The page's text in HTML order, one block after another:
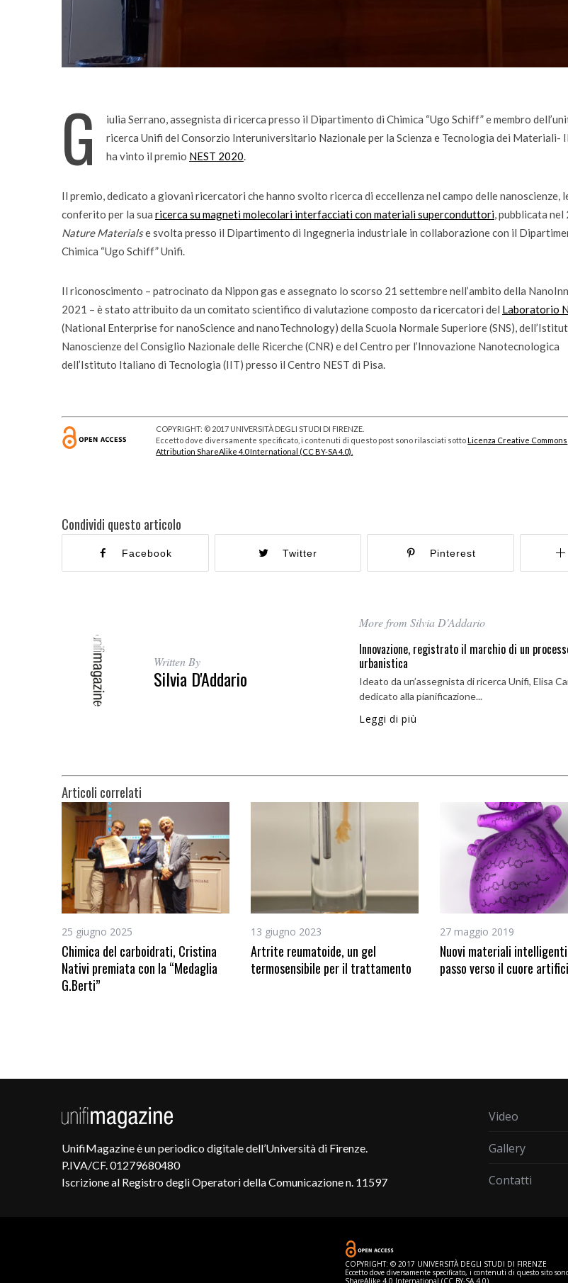
G
iulia Serrano, assegnista di ricerca presso il Dipartimento di Chimica “Ugo Schiff” e membro
ricerca Unifi del Consorzio Interuniversitario Nazionale per la Scienza e Tecnologia dei Materiali-
ha vinto il premio NEST 2020.
Il premio, dedicato a giovani ricercatori che hanno svolto ricerca di eccellenza nel campo delle nanoscienze,
conferito per la sua ricerca su magneti molecolari interfacciati con materiali superconduttori, pubblicata nel
Nature Materialse svolta presso il Dipartimento di Ingegneria industriale in collaborazione con il
Chimica “Ugo Schiff” Unifi.
Il riconoscimento – patrocinato da Nippon gas e assegnato lo scorso 21 settembre nell’ambito della
2021 – è stato attribuito da un comitato scientifico di valutazione composto da ricercatori del Laboratorio
(National Enterprise for nanoScience and nanoTechnology) della Scuola Normale Superiore (SNS),
Nanoscienze del Consiglio Nazionale delle Ricerche (CNR) e del Centro per l’Innovazione Nanotecnologica
dell’Istituto Italiano di Tecnologia (IIT) presso il Centro NEST di Pisa.
COPYRIGHT: © 2017 UNIVERSITÀ DEGLI STUDI DI FIRENZE.
Eccetto dove diversamente specificato, i contenuti di questo post sono rilasciati sottoLicenza Creative Commons
Attribution ShareAlike 4.0 International (CC BY-SA 4.0).
Condividi questo articolo
Facebook Twitter Pinterest
Written By
Silvia D'Addario
More from Silvia D'Addario
Innovazione, registrato il marchio di un
urbanistica
Ideato da un’assegnista di ricerca Unifi, Elisa
dedicato alla pianificazione...
Leggi di più
Articoli correlati
25 giugno 2025
Chimica del carboidrati, Cristina
Nativi premiata con la “Medaglia
G.Berti”
13 giugno 2023
Artrite reumatoide, un gel
termosensibile per il trattamento
27 maggio 2019
Nuovi materiali
passo verso il cuore
bambini
Didattica
da
UnifiMagazine è un periodico digitale dell’Università di Firenze.
P.IVA/CF. 01279680480
Iscrizione al Registro degli Operatori della Comunicazione n. 11597
Video
Gallery
Contatti
COPYRIGHT: © 2017 UNIVERSITÀ DEGLI STUDI DI FIRENZE
Eccetto dove diversamente specificato, i contenuti di questo sito
ShareAlike 4.0 International (CC BY-SA 4.0).